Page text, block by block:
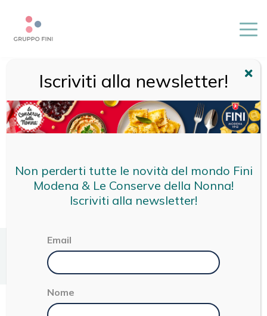
/PEPERONI GIALLI
< 1
Iscriviti alla newsletter!
Non perderti tutte le novità del mondo Fini
Modena & Le Conserve della Nonna!
Iscriviti alla newsletter!
Email
Nome